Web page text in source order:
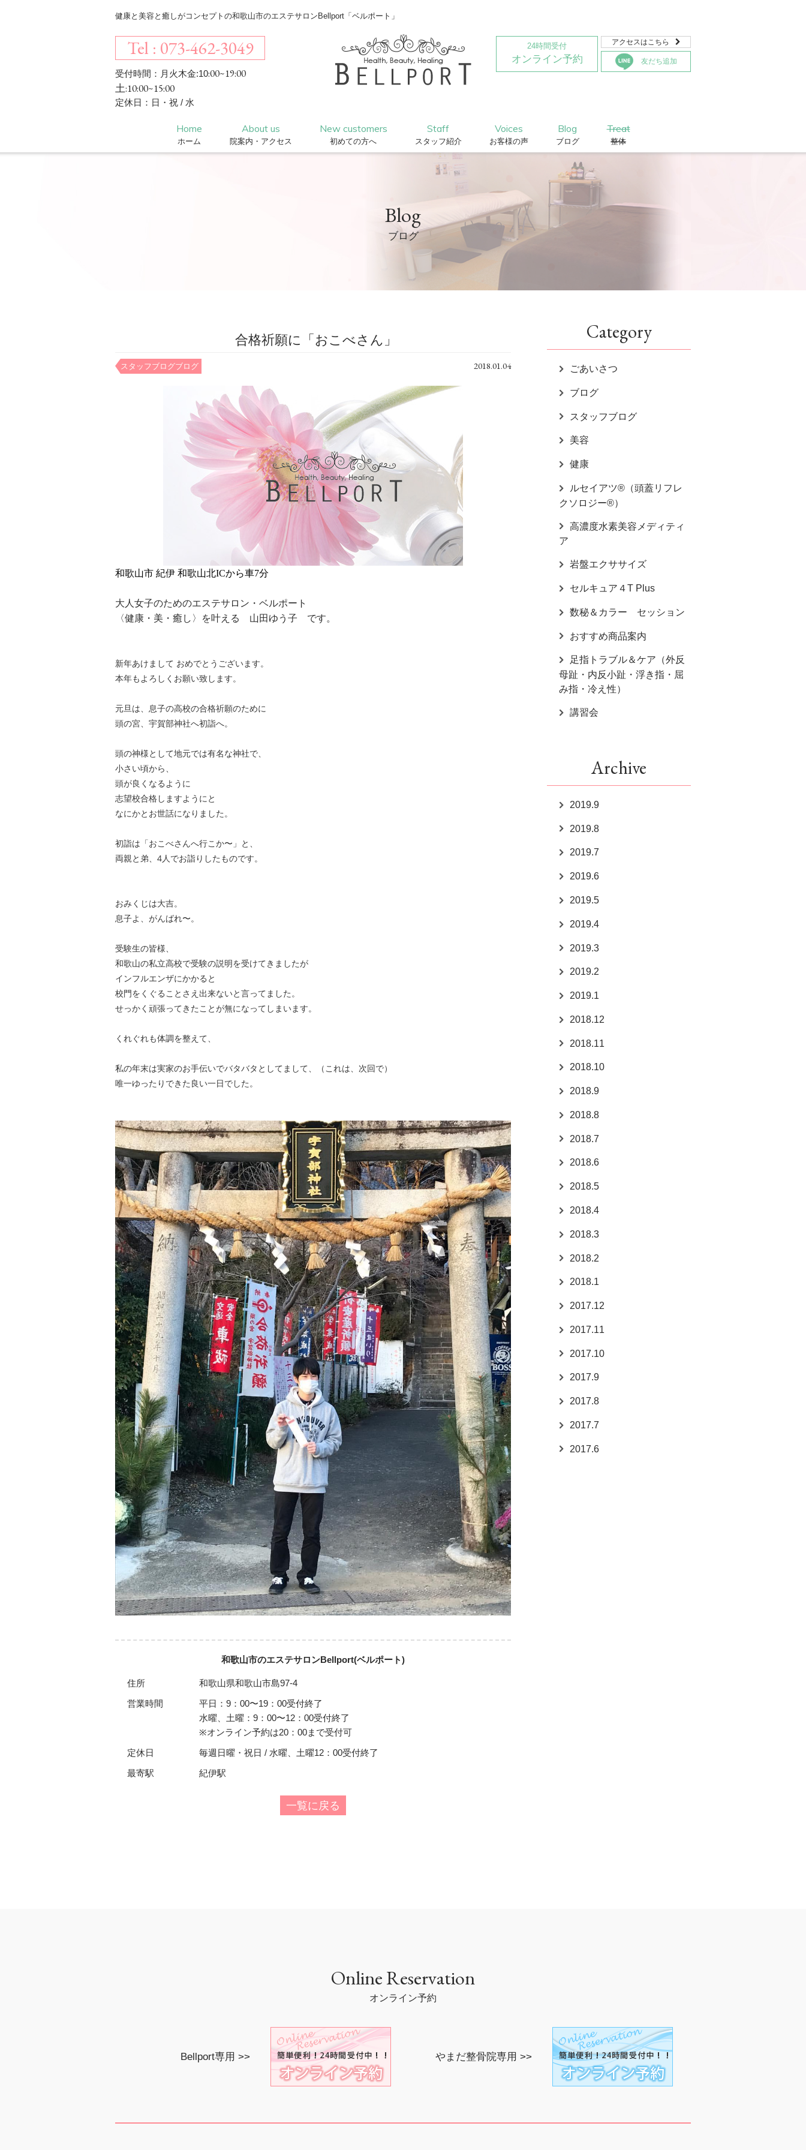
健康と美容と癒しがコンセプトの和歌山市のエステサロンBellport「ベルポート」
Tel : 073-462-3049
受付時間：月火木金:10:00~19:00
土:10:00~15:00
定休日：日・祝 / 水
24時間受付
オンライン予約
アクセスはこちら 
友だち追加
Home
ホーム
About us
院案内・アクセス
New customers
初めての方へ
Staff
スタッフ紹介
Voices
お客様の声
Blog
ブログ
Treat
整体
Blog
ブログ
合格祈願に「おこべさん」
スタッフブログブログ 2018.01.04
和歌山市 紀伊 和歌山北ICから車7分
大人女子のためのエステサロン・ベルポート
〈健康・美・癒し〉を叶える 山田ゆう子 です。
新年あけまして おめでとうございます。
本年もよろしくお願い致します。
元旦は、 息子の高校の合格祈願のために
頭の宮、 宇賀部神社へ初詣へ。
頭の神様として地元では有名な神社で、
小さい頃から、
頭が良くなるように
志望校合格しますようにと
なにかとお世話になりました。
初詣は「おこべさんへ行こか〜」と、
両親と弟、4人でお詣りしたものです。
おみくじは大吉。
息子よ、がんばれ〜。
受験生の皆様、
和歌山の私立高校で受験の説明を受けてきましたが
インフルエンザにかかると
校門をくぐることさえ出来ないと言ってました。
せっかく頑張ってきたことが無になってしまいます。
くれぐれも体調を整えて、
私の年末は実家のお手伝いでバタバタとしてまして、（これは、次回で）
唯一ゆったりできた良い一日でした。
和歌山市のエステサロンBellport(ベルポート)
住所
和歌山県和歌山市島97-4
営業時間
平日：9：00〜19：00受付終了
水曜、土曜：9：00〜12：00受付終了
※オンライン予約は20：00まで受付可
定休日
毎週日曜・祝日 / 水曜、土曜12：00受付終了
最寄駅
紀伊駅
一覧に戻る
Category
ごあいさつ
ブログ
スタッフブログ
美容
健康
ルセイアツ®（頭蓋リフレ
クソロジー®）
高濃度水素美容メディティ
ア
岩盤エクササイズ
セルキュア４T Plus
数秘＆カラー セッション
おすすめ商品案内
足指トラブル＆ケア（外反
母趾・内反小趾・浮き指・屈
み指・冷え性）
講習会
Archive
2019.9
2019.8
2019.7
2019.6
2019.5
2019.4
2019.3
2019.2
2019.1
2018.12
2018.11
2018.10
2018.9
2018.8
2018.7
2018.6
2018.5
2018.4
2018.3
2018.2
2018.1
2017.12
2017.11
2017.10
2017.9
2017.8
2017.7
2017.6
Online Reservation
オンライン予約
Bellport専用 >> やまだ整骨院専用 >>